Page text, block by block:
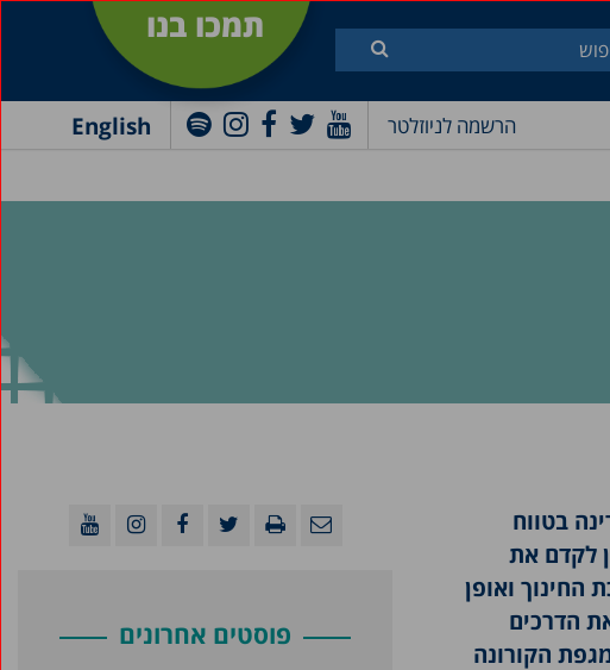
תמכו בנו
הרשמה לניוזלטר English
בטווח
לקדם את
החינוך ואופן
הדרכים
הקורונה
פוסטים אחרונים